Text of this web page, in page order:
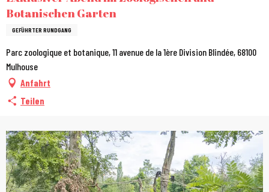
Botanischen Garten
GEFÜHRTER RUNDGANG
Parc zoologique et botanique, 11 avenue de la 1ère Division Blindée, 68100
Mulhouse
Anfahrt
Teilen